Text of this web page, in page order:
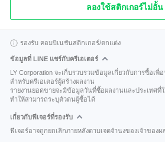
ลองใช้สติกเกอร์ไม่อั้
รองรับ คอมบิเนชันสติกเกอร์/ตกแต่ง
ข้อมูลที่ LINE แชร์กับครีเอเตอร์
LY Corporation จะเก็บรวบรวมข้อมูลเกี่ยวกับการซื้อเพื่
สำหรับครีเอเตอร์ผู้สร้างผลงาน
รายงานยอดขายจะมีข้อมูลวันที่ซื้อผลงานและประเทศ
ทำให้สามารถระบุตัวตนผู้ซื้อได้
เกี่ยวกับฟีเจอร์ที่รองรับ
ฟีเจอร์อาจถูกยกเลิกภายหลังตามเจตจำนงของเจ้าของผ